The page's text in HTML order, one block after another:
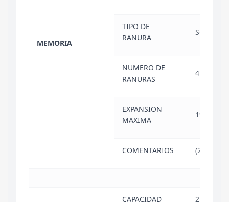
MEMORIA
TIPO DE
RANURA
SODIMM
NUMERO DE
RANURAS
4
EXPANSION
MAXIMA
192 GB
COMENTARIOS (2x 32GB)
CAPACIDAD 2 TB